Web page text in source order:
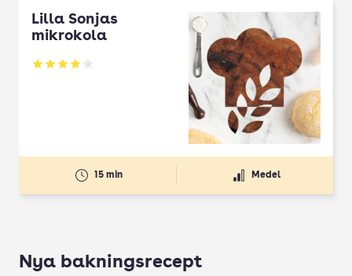
Lilla Sonjas
mikrokola
Betyg: 4 av 5
15 min Medel
Nya bakningsrecept